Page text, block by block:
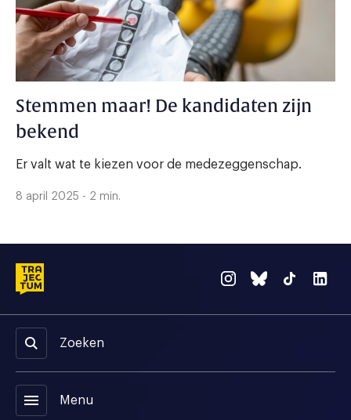
Stemmen maar! De kandidaten zijn
bekend
Er valt wat te kiezen voor de medezeggenschap.
8 april 2025 - 2 min.
Zoeken
menu Menu